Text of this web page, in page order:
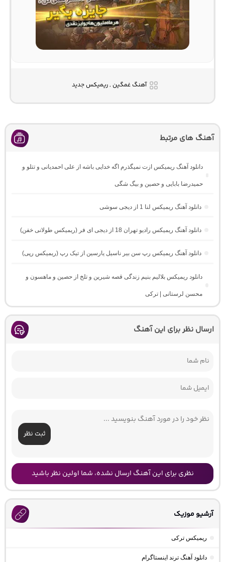
آهنگ غمگین , ریمیکس جدید
آهنگ های مرتبط
دانلود آهنگ ریمیکس ازت نمیگذرم اگه خدایی باشه از علی احمدیانی و تتلو و
حمیدرضا بابایی و حصین و بیگ شگی
دانلود آهنگ ریمیکس لنا 1 از دیجی سوشی
دانلود آهنگ ریمیکس رادیو تهران 18 از دیجی ای فر (ریمیکس طولانی خفن)
دانلود آهنگ ریمیکس رپ سن بیر ناسیل یارسین از تیک رپ (ریمیکس رپی)
دانلود ریمیکس بلالیم بنیم زندگی قصه شیرین و تلخ از حصین و ماهسون و
محسن لرستانی | ترکی
ارسال نظر برای این آهنگ
ثبت نظر
نظری برای این آهنگ ارسال نشده، شما اولین نظر باشید
آرشیو موزیک
ریمیکس ترکی
دانلود آهنگ ترند اینستاگرام